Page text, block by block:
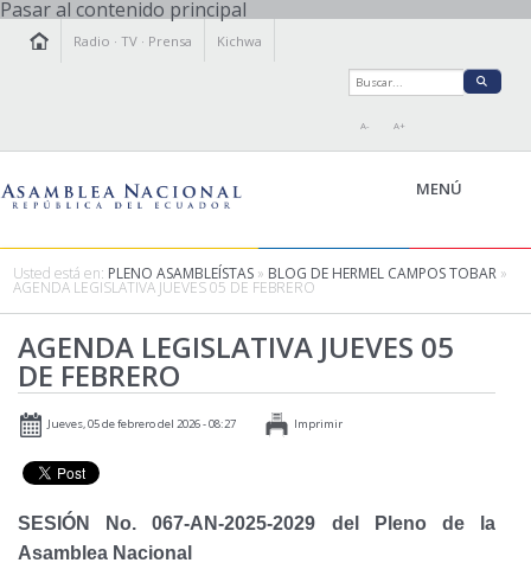
Pasar al contenido principal
Radio ·TV · Prensa Kichwa
A- A+
MENÚ
LEGISLAMOS
FISCALIZAMOS
TRANSPARENCIA
PRENSA
PARTICIPACIÓN
AGENDA
Usted está en: PLENO ASAMBLEÍSTAS » BLOG DE HERMEL CAMPOS TOBAR »
AGENDA LEGISLATIVA JUEVES 05 DE FEBRERO
AGENDA LEGISLATIVA JUEVES 05
DE FEBRERO
Jueves, 05 de febrero del 2026 - 08:27 Imprimir
SESIÓN No. 067-AN-2025-2029 del Pleno de la
Asamblea Nacional